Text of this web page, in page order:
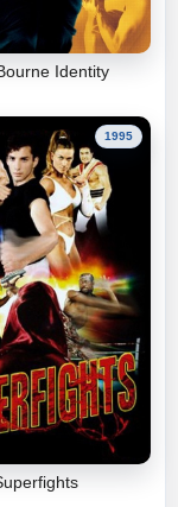
Identity
1995